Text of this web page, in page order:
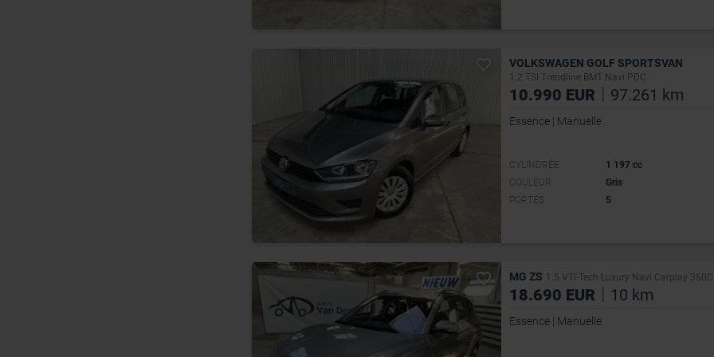
VOLKSWAGEN GOLF SPORTSVAN
1.2 TSI Trendline BMT Navi PDC
10.990 EUR | 97.261 km
Essence | Manuelle
CYLINDRÉE
1 197 cc
COULEUR
Gris
PORTES
5
MG ZS 1.5 VTi-Tech Luxury Navi Carplay
18.690 EUR | 10 km
Essence | Manuelle